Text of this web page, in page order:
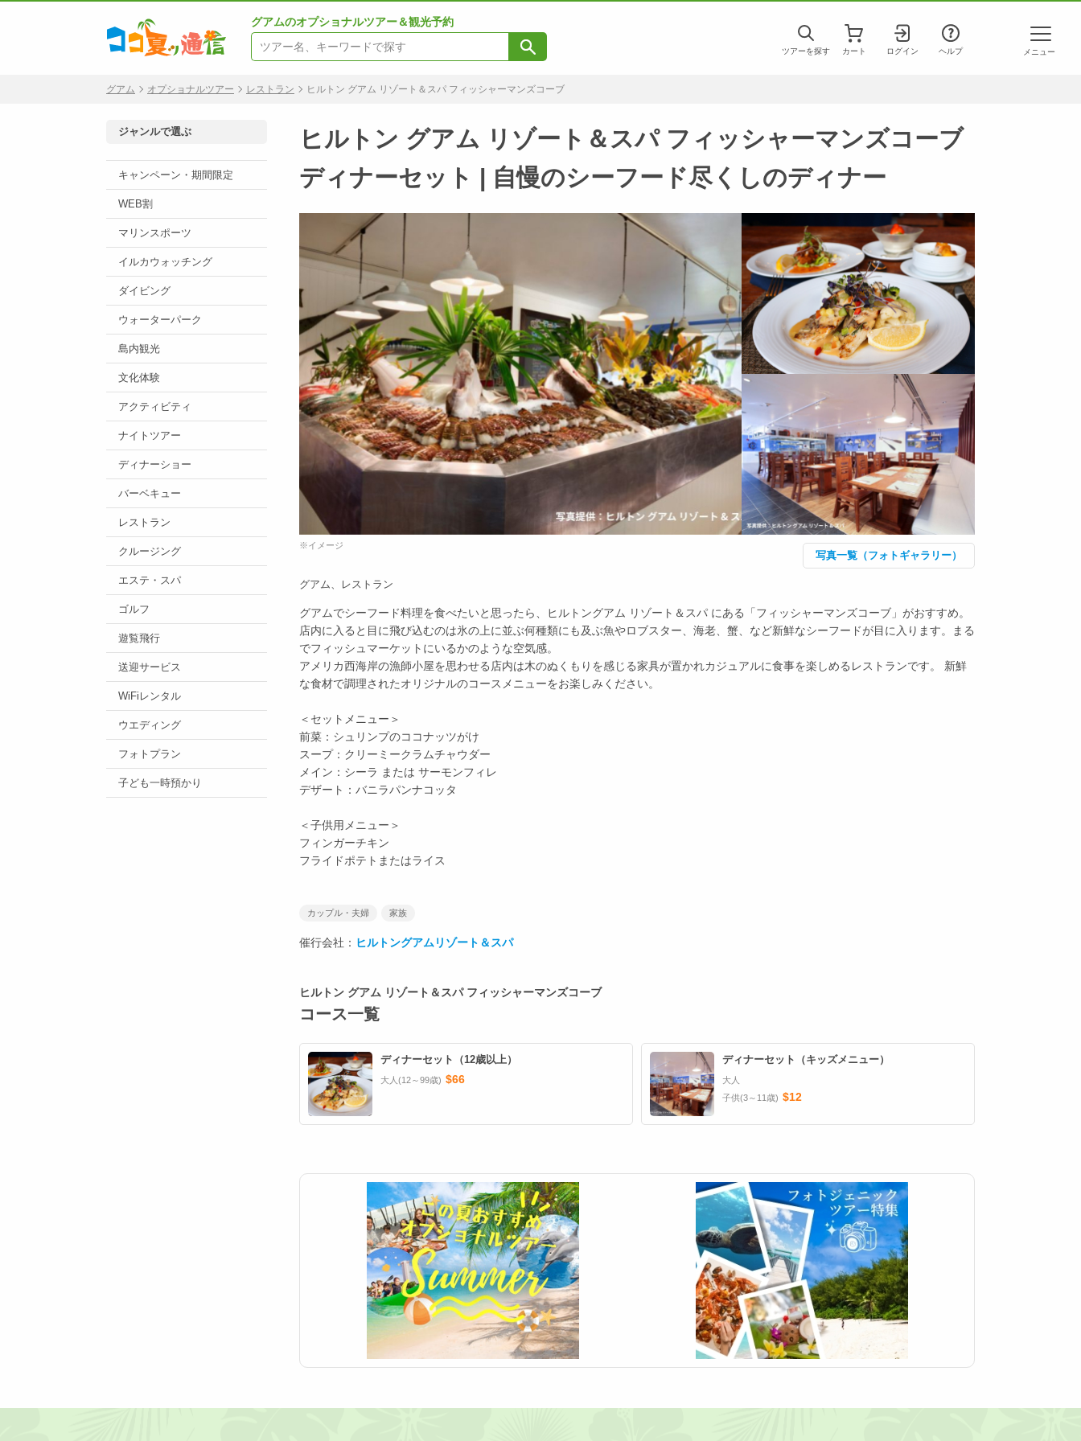
グアムのオプショナルツアー＆観光予約
ツアーを探す カート ログイン ヘルプ
グアム オプショナルツアー レストラン ヒルトン グアム リゾート＆スパ フィッシャーマンズコーブ
ヒルトン グアム リゾート＆スパ フィッシャーマンズコーブ
ディナーセット | 自慢のシーフード尽くしのディナー
※イメージ
写真一覧（フォトギャラリー）
グアム、レストラン
グアムでシーフード料理を食べたいと思ったら、ヒルトングアム リゾート＆スパ にある「フィッシャーマンズコーブ」がおすすめ。
店内に入ると目に飛び込むのは氷の上に並ぶ何種類にも及ぶ魚やロブスター、海老、蟹、など新鮮なシーフードが目に入ります。まる
でフィッシュマーケットにいるかのような空気感。
アメリカ西海岸の漁師小屋を思わせる店内は木のぬくもりを感じる家具が置かれカジュアルに食事を楽しめるレストランです。 新鮮
な食材で調理されたオリジナルのコースメニューをお楽しみください。
＜セットメニュー＞
前菜：シュリンプのココナッツがけ
スープ：クリーミークラムチャウダー
メイン：シーラ または サーモンフィレ
デザート：バニラパンナコッタ
＜子供用メニュー＞
フィンガーチキン
フライドポテトまたはライス
カップル・夫婦 家族
催行会社： ヒルトングアムリゾート＆スパ
ヒルトン グアム リゾート＆スパ フィッシャーマンズコーブ
コース一覧
ディナーセット（12歳以上）
大人(12～99歳) $66
ディナーセット（キッズメニュー）
大人
子供(3～11歳) $12
ジャンルで選ぶ
キャンペーン・期間限定
WEB割
マリンスポーツ
イルカウォッチング
ダイビング
ウォーターパーク
島内観光
文化体験
アクティビティ
ナイトツアー
ディナーショー
バーベキュー
レストラン
クルージング
エステ・スパ
ゴルフ
遊覧飛行
送迎サービス
WiFiレンタル
ウエディング
フォトプラン
子ども一時預かり
メニュー